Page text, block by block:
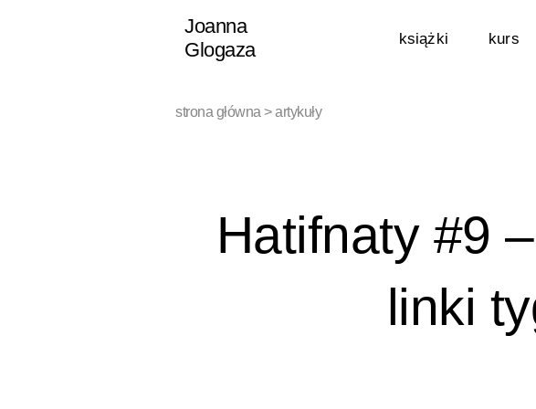
do
Joanna
Glogaza
książki kurs
strona główna >artykuły
Hatifnaty #9
linki